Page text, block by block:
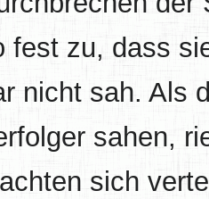
fest zu, dass
nicht sah. Als
sahen,
sich